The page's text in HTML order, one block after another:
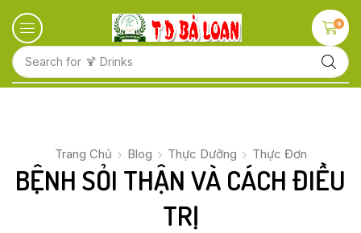
Search for 🍋 Fruits
0
Trang Chủ Blog Thực Dưỡng Thực Đơn
BỆNH SỎI THẬN VÀ CÁCH ĐIỀU
TRỊ